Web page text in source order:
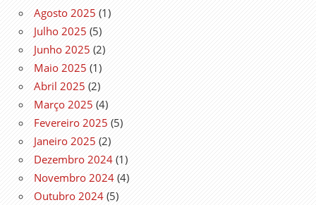
Agosto 2025 (1)
Julho 2025 (5)
Junho 2025 (2)
Maio 2025 (1)
Abril 2025 (2)
Março 2025 (4)
Fevereiro 2025 (5)
Janeiro 2025 (2)
Dezembro 2024 (1)
Novembro 2024 (4)
Outubro 2024 (5)